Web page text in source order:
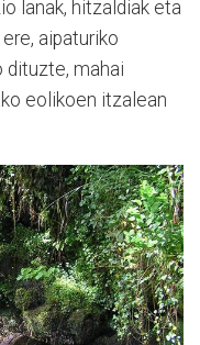
lanak, hitzaldiak eta
aipaturiko
dituzte, mahai
eolikoen itzalean